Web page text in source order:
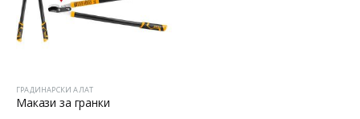
ГРАДИНАРСКИ АЛАТ
Макази за гранки